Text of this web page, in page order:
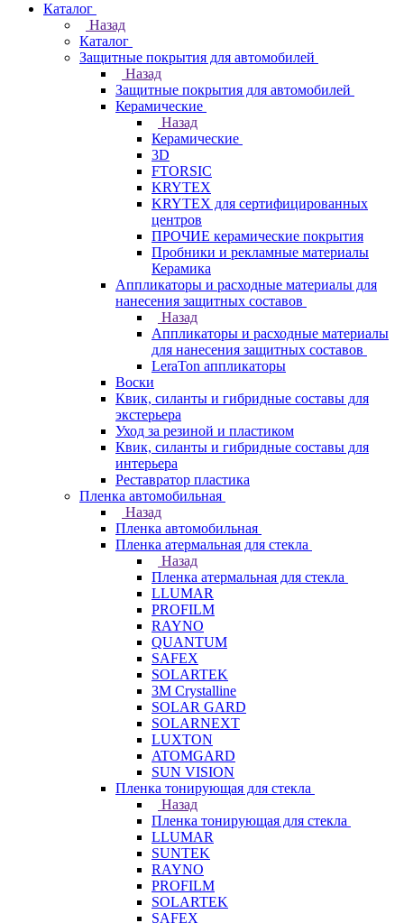
Каталог
Назад
Каталог
Защитные покрытия для автомобилей
Назад
Защитные покрытия для автомобилей
Керамические
Назад
Керамические
3D
FTORSIC
KRYTEX
KRYTEX для сертифицированных
центров
ПРОЧИЕ керамические покрытия
Пробники и рекламные материалы
Керамика
Аппликаторы и расходные материалы для
нанесения защитных составов
Назад
Аппликаторы и расходные материалы
для нанесения защитных составов
LeraTon аппликаторы
Воски
Квик, силанты и гибридные составы для
экстерьера
Уход за резиной и пластиком
Квик, силанты и гибридные составы для
интерьера
Реставратор пластика
Пленка автомобильная
Назад
Пленка автомобильная
Пленка атермальная для стекла
Назад
Пленка атермальная для стекла
LLUMAR
PROFILM
RAYNO
QUANTUM
SAFEX
SOLARTEK
3M Crystalline
SOLAR GARD
SOLARNEXT
LUXTON
ATOMGARD
SUN VISION
Пленка тонирующая для стекла
Назад
Пленка тонирующая для стекла
LLUMAR
SUNTEK
RAYNO
PROFILM
SOLARTEK
SAFEX